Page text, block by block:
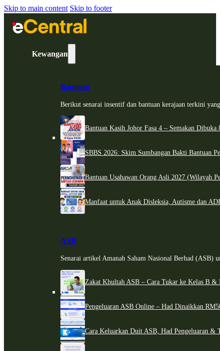
Skip to main content Skip to footer
Kewangan
Bantuan
Berikut senarai insentif dan bantuan kerajaan terkini
Bantuan Kasih Johor Fasa 4 – Semakan
SBBS 2026: Skim Sumbangan Bakti Bantuan
Bantuan Usahawan Orang Asli 2027 (Wilayah
Manfaat untuk Anak Disleksia, Autisme dan
ASB
Senarai artikel Amanah Saham Nasional Berhad (ASB)
Zakat Khultah ASB – Cara Tukar ke Kelas B &
Pengeluaran ASB Online – Had Dinaikkan
Cara Keluarkan Duit ASB, Had Pengeluaran &